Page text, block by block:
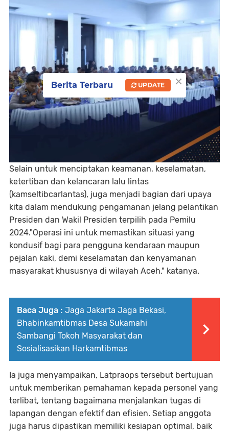
Selain untuk menciptakan keamanan, keselamatan,
ketertiban dan kelancaran lalu lintas
(kamseltibcarlantas), juga menjadi bagian dari upaya
kita dalam mendukung pengamanan jelang pelantikan
Presiden dan Wakil Presiden terpilih pada Pemilu
2024."Operasi ini untuk memastikan situasi yang
kondusif bagi para pengguna kendaraan maupun
pejalan kaki, demi keselamatan dan kenyamanan
masyarakat khususnya di wilayah Aceh," katanya.
Baca Juga : Jaga Jakarta Jaga Bekasi,
Bhabinkamtibmas Desa Sukamahi
Sambangi Tokoh Masyarakat dan
Sosialisasikan Harkamtibmas
Ia juga menyampaikan, Latpraops tersebut bertujuan
untuk memberikan pemahaman kepada personel yang
terlibat, tentang bagaimana menjalankan tugas di
lapangan dengan efektif dan efisien. Setiap anggota
juga harus dipastikan memiliki kesiapan optimal, baik
×
Berita Terbaru UPDATE